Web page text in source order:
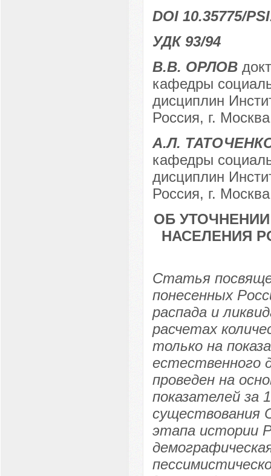
DOI 10.35775/
УДК 93/94
В.В. ОРЛОВ
кафедры
дисциплин
Россия, г. Москва
А.Л.
кафедры
дисциплин
Россия, г. Москва
ОБ
НАСЕЛЕНИЯ
Статья
понесенных
распада и
расчетах
только на
естественного
проведен на
показателей за
существования
этапа истории